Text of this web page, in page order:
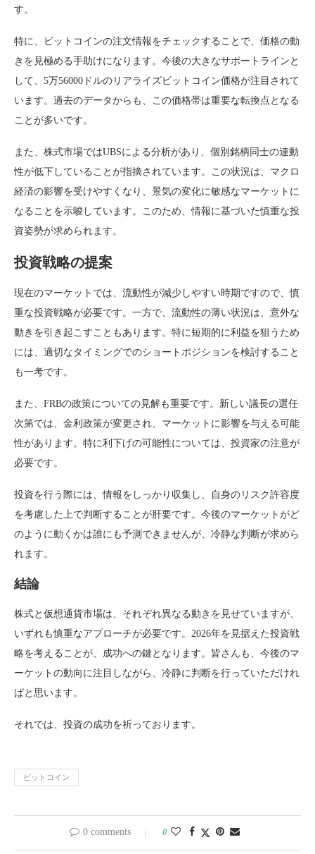
す。
特に、ビットコインの注文情報をチェックすることで、価格の動
きを見極める手助けになります。今後の大きなサポートラインと
して、5万56000ドルのリアライズビットコイン価格が注目されて
います。過去のデータからも、この価格帯は重要な転換点となる
ことが多いです。
また、株式市場ではUBSによる分析があり、個別銘柄同士の連動
性が低下していることが指摘されています。この状況は、マクロ
経済の影響を受けやすくなり、景気の変化に敏感なマーケットに
なることを示唆しています。このため、情報に基づいた慎重な投
資姿勢が求められます。
投資戦略の提案
現在のマーケットでは、流動性が減少しやすい時期ですので、慎
重な投資戦略が必要です。一方で、流動性の薄い状況は、意外な
動きを引き起こすこともあります。特に短期的に利益を狙うため
には、適切なタイミングでのショートポジションを検討すること
も一考です。
また、FRBの政策についての見解も重要です。新しい議長の選任
次第では、金利政策が変更され、マーケットに影響を与える可能
性があります。特に利下げの可能性については、投資家の注意が
必要です。
投資を行う際には、情報をしっかり収集し、自身のリスク許容度
を考慮した上で判断することが肝要です。今後のマーケットがど
のように動くかは誰にも予測できませんが、冷静な判断が求めら
れます。
結論
株式と仮想通貨市場は、それぞれ異なる動きを見せていますが、
いずれも慎重なアプローチが必要です。2026年を見据えた投資戦
略を考えることが、成功への鍵となります。皆さんも、今後のマ
ーケットの動向に注目しながら、冷静に判断を行っていただけれ
ばと思います。
それでは、投資の成功を祈っております。
ビットコイン
0 comments 0